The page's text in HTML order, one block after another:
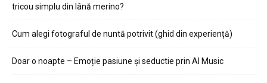
tricou simplu din lână merino?
Cum alegi fotograful de nuntă potrivit (ghid din experiență)
Doar o noapte – Emoție pasiune și seductie prin AI Music